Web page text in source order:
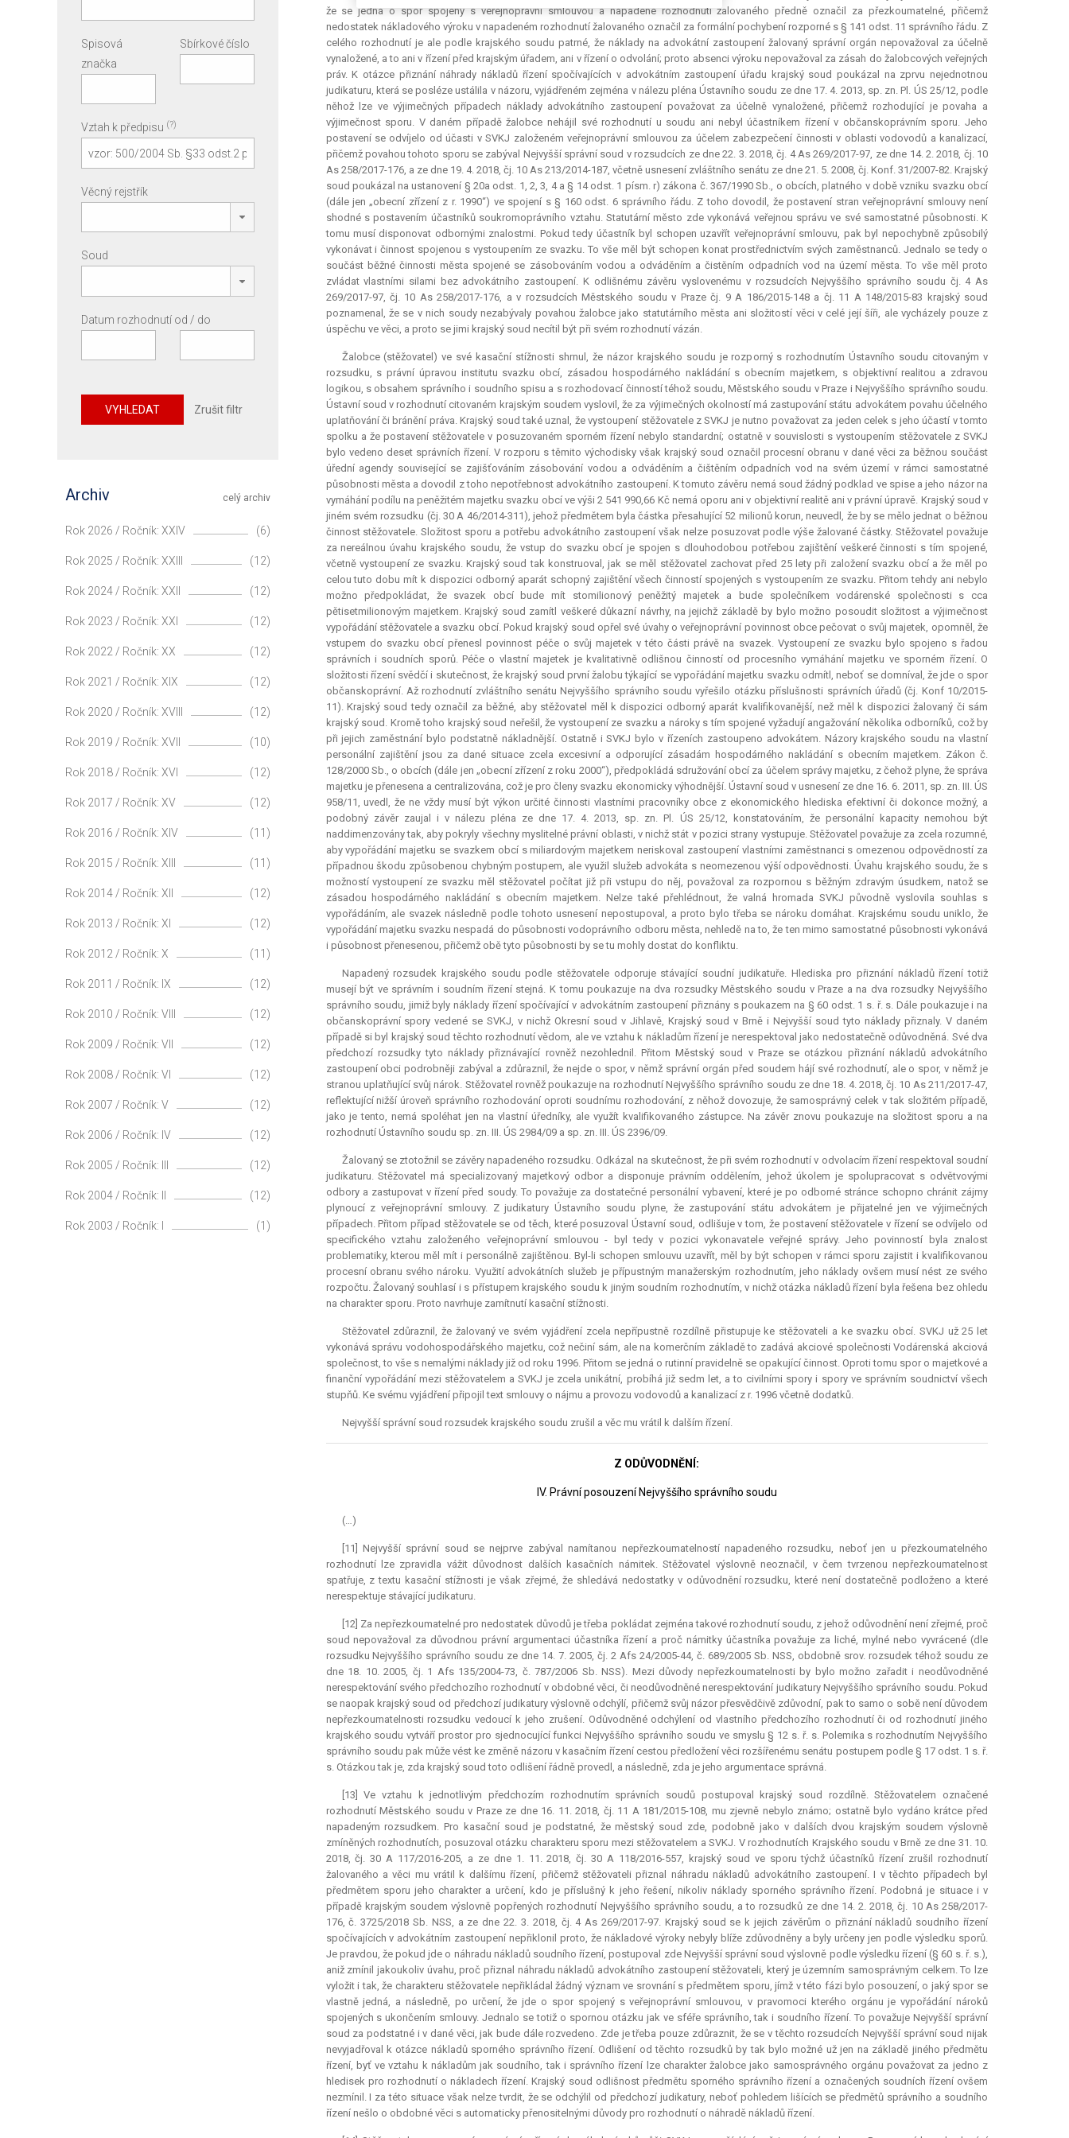
že se jedná o spor spojený s veřejnoprávní smlouvou a napadené rozhodnutí žalovaného předně označil za přezkoumatelné, přičemž
nedostatek nákladového výroku v napadeném rozhodnutí žalovaného označil za formální pochybení rozporné s § 141 odst. 11 správního řádu. Z
celého rozhodnutí je ale podle krajského soudu patrné, že náklady na advokátní zastoupení žalovaný správní orgán nepovažoval za účelně
vynaložené, a to ani v řízení před krajským úřadem, ani v řízení o odvolání; proto absenci výroku nepovažoval za zásah do žalobcových veřejných
práv. K otázce přiznání náhrady nákladů řízení spočívajících v advokátním zastoupení úřadu krajský soud poukázal na zprvu nejednotnou
judikaturu, která se posléze ustálila v názoru, vyjádřeném zejména v nálezu pléna Ústavního soudu ze dne 17. 4. 2013, sp. zn. Pl. ÚS 25/12, podle
něhož lze ve výjimečných případech náklady advokátního zastoupení považovat za účelně vynaložené, přičemž rozhodující je povaha a
výjimečnost sporu. V daném případě žalobce nehájil své rozhodnutí u soudu ani nebyl účastníkem řízení v občanskoprávním sporu. Jeho
postavení se odvíjelo od účasti v SVKJ založeném veřejnoprávní smlouvou za účelem zabezpečení činnosti v oblasti vodovodů a kanalizací,
přičemž povahou tohoto sporu se zabýval Nejvyšší správní soud v rozsudcích ze dne 22. 3. 2018, čj. 4 As 269/2017-97, ze dne 14. 2. 2018, čj. 10
As 258/2017-176, a ze dne 19. 4. 2018, čj. 10 As 213/2014-187, včetně usnesení zvláštního senátu ze dne 21. 5. 2008, čj. Konf. 31/2007-82. Krajský
soud poukázal na ustanovení § 20a odst. 1, 2, 3, 4 a § 14 odst. 1 písm. r) zákona č. 367/1990 Sb., o obcích, platného v době vzniku svazku obcí
(dále jen „obecní zřízení z r. 1990“) ve spojení s § 160 odst. 6 správního řádu. Z toho dovodil, že postavení stran veřejnoprávní smlouvy není
shodné s postavením účastníků soukromoprávního vztahu. Statutární město zde vykonává veřejnou správu ve své samostatné působnosti. K
tomu musí disponovat odbornými znalostmi. Pokud tedy účastník byl schopen uzavřít veřejnoprávní smlouvu, pak byl nepochybně způsobilý
vykonávat i činnost spojenou s vystoupením ze svazku. To vše měl být schopen konat prostřednictvím svých zaměstnanců. Jednalo se tedy o
součást běžné činnosti města spojené se zásobováním vodou a odváděním a čistěním odpadních vod na území města. To vše měl proto
zvládat vlastními silami bez advokátního zastoupení. K odlišnému závěru vyslovenému v rozsudcích Nejvyššího správního soudu čj. 4 As
269/2017-97, čj. 10 As 258/2017-176, a v rozsudcích Městského soudu v Praze čj. 9 A 186/2015-148 a čj. 11 A 148/2015-83 krajský soud
poznamenal, že se v nich soudy nezabývaly povahou žalobce jako statutárního města ani složitostí věci v celé její šíři, ale vycházely pouze z
úspěchu ve věci, a proto se jimi krajský soud necítil být při svém rozhodnutí vázán.
Žalobce (stěžovatel) ve své kasační stížnosti shrnul, že názor krajského soudu je rozporný s rozhodnutím Ústavního soudu citovaným v
rozsudku, s právní úpravou institutu svazku obcí, zásadou hospodárného nakládání s obecním majetkem, s objektivní realitou a zdravou
logikou, s obsahem správního i soudního spisu a s rozhodovací činností téhož soudu, Městského soudu v Praze i Nejvyššího správního soudu.
Ústavní soud v rozhodnutí citovaném krajským soudem vyslovil, že za výjimečných okolností má zastupování státu advokátem povahu účelného
uplatňování či bránění práva. Krajský soud také uznal, že vystoupení stěžovatele z SVKJ je nutno považovat za jeden celek s jeho účastí v tomto
spolku a že postavení stěžovatele v posuzovaném sporném řízení nebylo standardní; ostatně v souvislosti s vystoupením stěžovatele z SVKJ
bylo vedeno deset správních řízení. V rozporu s těmito východisky však krajský soud označil procesní obranu v dané věci za běžnou součást
úřední agendy související se zajišťováním zásobování vodou a odváděním a čištěním odpadních vod na svém území v rámci samostatné
působnosti města a dovodil z toho nepotřebnost advokátního zastoupení. K tomuto závěru nemá soud žádný podklad ve spise a jeho názor na
vymáhání podílu na peněžitém majetku svazku obcí ve výši 2 541 990,66 Kč nemá oporu ani v objektivní realitě ani v právní úpravě. Krajský soud v
jiném svém rozsudku (čj. 30 A 46/2014-311), jehož předmětem byla částka přesahující 52 milionů korun, neuvedl, že by se mělo jednat o běžnou
činnost stěžovatele. Složitost sporu a potřebu advokátního zastoupení však nelze posuzovat podle výše žalované částky. Stěžovatel považuje
za nereálnou úvahu krajského soudu, že vstup do svazku obcí je spojen s dlouhodobou potřebou zajištění veškeré činnosti s tím spojené,
včetně vystoupení ze svazku. Krajský soud tak konstruoval, jak se měl stěžovatel zachovat před 25 lety při založení svazku obcí a že měl po
celou tuto dobu mít k dispozici odborný aparát schopný zajištění všech činností spojených s vystoupením ze svazku. Přitom tehdy ani nebylo
možno předpokládat, že svazek obcí bude mít stomilionový peněžitý majetek a bude společníkem vodárenské společnosti s cca
pětisetmilionovým majetkem. Krajský soud zamítl veškeré důkazní návrhy, na jejichž základě by bylo možno posoudit složitost a výjimečnost
vypořádání stěžovatele a svazku obcí. Pokud krajský soud opřel své úvahy o veřejnoprávní povinnost obce pečovat o svůj majetek, opomněl, že
vstupem do svazku obcí přenesl povinnost péče o svůj majetek v této části právě na svazek. Vystoupení ze svazku bylo spojeno s řadou
správních i soudních sporů. Péče o vlastní majetek je kvalitativně odlišnou činností od procesního vymáhání majetku ve sporném řízení. O
složitosti řízení svědčí i skutečnost, že krajský soud první žalobu týkající se vypořádání majetku svazku odmítl, neboť se domníval, že jde o spor
občanskoprávní. Až rozhodnutí zvláštního senátu Nejvyššího správního soudu vyřešilo otázku příslušnosti správních úřadů (čj. Konf 10/2015-
11). Krajský soud tedy označil za běžné, aby stěžovatel měl k dispozici odborný aparát kvalifikovanější, než měl k dispozici žalovaný či sám
krajský soud. Kromě toho krajský soud neřešil, že vystoupení ze svazku a nároky s tím spojené vyžadují angažování několika odborníků, což by
při jejich zaměstnání bylo podstatně nákladnější. Ostatně i SVKJ bylo v řízeních zastoupeno advokátem. Názory krajského soudu na vlastní
personální zajištění jsou za dané situace zcela excesivní a odporující zásadám hospodárného nakládání s obecním majetkem. Zákon č.
128/2000 Sb., o obcích (dále jen „obecní zřízení z roku 2000“), předpokládá sdružování obcí za účelem správy majetku, z čehož plyne, že správa
majetku je přenesena a centralizována, což je pro členy svazku ekonomicky výhodnější. Ústavní soud v usnesení ze dne 16. 6. 2011, sp. zn. III. ÚS
958/11, uvedl, že ne vždy musí být výkon určité činnosti vlastními pracovníky obce z ekonomického hlediska efektivní či dokonce možný, a
podobný závěr zaujal i v nálezu pléna ze dne 17. 4. 2013, sp. zn. Pl. ÚS 25/12, konstatováním, že personální kapacity nemohou být
naddimenzovány tak, aby pokryly všechny myslitelné právní oblasti, v nichž stát v pozici strany vystupuje. Stěžovatel považuje za zcela rozumné,
aby vypořádání majetku se svazkem obcí s miliardovým majetkem neriskoval zastoupení vlastními zaměstnanci s omezenou odpovědností za
případnou škodu způsobenou chybným postupem, ale využil služeb advokáta s neomezenou výší odpovědnosti. Úvahu krajského soudu, že s
možností vystoupení ze svazku měl stěžovatel počítat již při vstupu do něj, považoval za rozpornou s běžným zdravým úsudkem, natož se
zásadou hospodárného nakládání s obecním majetkem. Nelze také přehlédnout, že valná hromada SVKJ původně vyslovila souhlas s
vypořádáním, ale svazek následně podle tohoto usnesení nepostupoval, a proto bylo třeba se nároku domáhat. Krajskému soudu uniklo, že
vypořádání majetku svazku nespadá do působnosti vodoprávního odboru města, nehledě na to, že ten mimo samostatné působnosti vykonává
i působnost přenesenou, přičemž obě tyto působnosti by se tu mohly dostat do konfliktu.
Napadený rozsudek krajského soudu podle stěžovatele odporuje stávající soudní judikatuře. Hlediska pro přiznání nákladů řízení totiž
musejí být ve správním i soudním řízení stejná. K tomu poukazuje na dva rozsudky Městského soudu v Praze a na dva rozsudky Nejvyššího
správního soudu, jimiž byly náklady řízení spočívající v advokátním zastoupení přiznány s poukazem na § 60 odst. 1 s. ř. s. Dále poukazuje i na
občanskoprávní spory vedené se SVKJ, v nichž Okresní soud v Jihlavě, Krajský soud v Brně i Nejvyšší soud tyto náklady přiznaly. V daném
případě si byl krajský soud těchto rozhodnutí vědom, ale ve vztahu k nákladům řízení je nerespektoval jako nedostatečně odůvodněná. Své dva
předchozí rozsudky tyto náklady přiznávající rovněž nezohlednil. Přitom Městský soud v Praze se otázkou přiznání nákladů advokátního
zastoupení obci podrobněji zabýval a zdůraznil, že nejde o spor, v němž správní orgán před soudem hájí své rozhodnutí, ale o spor, v němž je
stranou uplatňující svůj nárok. Stěžovatel rovněž poukazuje na rozhodnutí Nejvyššího správního soudu ze dne 18. 4. 2018, čj. 10 As 211/2017-47,
reflektující nižší úroveň správního rozhodování oproti soudnímu rozhodování, z něhož dovozuje, že samosprávný celek v tak složitém případě,
jako je tento, nemá spoléhat jen na vlastní úředníky, ale využít kvalifikovaného zástupce. Na závěr znovu poukazuje na složitost sporu a na
rozhodnutí Ústavního soudu sp. zn. III. ÚS 2984/09 a sp. zn. III. ÚS 2396/09.
Žalovaný se ztotožnil se závěry napadeného rozsudku. Odkázal na skutečnost, že při svém rozhodnutí v odvolacím řízení respektoval soudní
judikaturu. Stěžovatel má specializovaný majetkový odbor a disponuje právním oddělením, jehož úkolem je spolupracovat s odvětvovými
odbory a zastupovat v řízení před soudy. To považuje za dostatečné personální vybavení, které je po odborné stránce schopno chránit zájmy
plynoucí z veřejnoprávní smlouvy. Z judikatury Ústavního soudu plyne, že zastupování státu advokátem je přijatelné jen ve výjimečných
případech. Přitom případ stěžovatele se od těch, které posuzoval Ústavní soud, odlišuje v tom, že postavení stěžovatele v řízení se odvíjelo od
specifického vztahu založeného veřejnoprávní smlouvou - byl tedy v pozici vykonavatele veřejné správy. Jeho povinností byla znalost
problematiky, kterou měl mít i personálně zajištěnou. Byl-li schopen smlouvu uzavřít, měl by být schopen v rámci sporu zajistit i kvalifikovanou
procesní obranu svého nároku. Využití advokátních služeb je přípustným manažerským rozhodnutím, jeho náklady ovšem musí nést ze svého
rozpočtu. Žalovaný souhlasí i s přístupem krajského soudu k jiným soudním rozhodnutím, v nichž otázka nákladů řízení byla řešena bez ohledu
na charakter sporu. Proto navrhuje zamítnutí kasační stížnosti.
Stěžovatel zdůraznil, že žalovaný ve svém vyjádření zcela nepřípustně rozdílně přistupuje ke stěžovateli a ke svazku obcí. SVKJ už 25 let
vykonává správu vodohospodářského majetku, což nečiní sám, ale na komerčním základě to zadává akciové společnosti Vodárenská akciová
společnost, to vše s nemalými náklady již od roku 1996. Přitom se jedná o rutinní pravidelně se opakující činnost. Oproti tomu spor o majetkové a
finanční vypořádání mezi stěžovatelem a SVKJ je zcela unikátní, probíhá již sedm let, a to civilními spory i spory ve správním soudnictví všech
stupňů. Ke svému vyjádření připojil text smlouvy o nájmu a provozu vodovodů a kanalizací z r. 1996 včetně dodatků.
Nejvyšší správní soud rozsudek krajského soudu zrušil a věc mu vrátil k dalším řízení.
Z ODŮVODNĚNÍ:
IV. Právní posouzení Nejvyššího správního soudu
(…)
[11] Nejvyšší správní soud se nejprve zabýval namítanou nepřezkoumatelností napadeného rozsudku, neboť jen u přezkoumatelného
rozhodnutí lze zpravidla vážit důvodnost dalších kasačních námitek. Stěžovatel výslovně neoznačil, v čem tvrzenou nepřezkoumatelnost
spatřuje, z textu kasační stížnosti je však zřejmé, že shledává nedostatky v odůvodnění rozsudku, které není dostatečně podloženo a které
nerespektuje stávající judikaturu.
[12] Za nepřezkoumatelné pro nedostatek důvodů je třeba pokládat zejména takové rozhodnutí soudu, z jehož odůvodnění není zřejmé, proč
soud nepovažoval za důvodnou právní argumentaci účastníka řízení a proč námitky účastníka považuje za liché, mylné nebo vyvrácené (dle
rozsudku Nejvyššího správního soudu ze dne 14. 7. 2005, čj. 2 Afs 24/2005-44, č. 689/2005 Sb. NSS, obdobně srov. rozsudek téhož soudu ze
dne 18. 10. 2005, čj. 1 Afs 135/2004-73, č. 787/2006 Sb. NSS). Mezi důvody nepřezkoumatelnosti by bylo možno zařadit i neodůvodněné
nerespektování svého předchozího rozhodnutí v obdobné věci, či neodůvodněné nerespektování judikatury Nejvyššího správního soudu. Pokud
se naopak krajský soud od předchozí judikatury výslovně odchýlí, přičemž svůj názor přesvědčivě zdůvodní, pak to samo o sobě není důvodem
nepřezkoumatelnosti rozsudku vedoucí k jeho zrušení. Odůvodněné odchýlení od vlastního předchozího rozhodnutí či od rozhodnutí jiného
krajského soudu vytváří prostor pro sjednocující funkci Nejvyššího správního soudu ve smyslu § 12 s. ř. s. Polemika s rozhodnutím Nejvyššího
správního soudu pak může vést ke změně názoru v kasačním řízení cestou předložení věci rozšířenému senátu postupem podle § 17 odst. 1 s. ř.
s. Otázkou tak je, zda krajský soud toto odlišení řádně provedl, a následně, zda je jeho argumentace správná.
[13] Ve vztahu k jednotlivým předchozím rozhodnutím správních soudů postupoval krajský soud rozdílně. Stěžovatelem označené
rozhodnutí Městského soudu v Praze ze dne 16. 11. 2018, čj. 11 A 181/2015-108, mu zjevně nebylo známo; ostatně bylo vydáno krátce před
napadeným rozsudkem. Pro kasační soud je podstatné, že městský soud zde, podobně jako v dalších dvou krajským soudem výslovně
zmíněných rozhodnutích, posuzoval otázku charakteru sporu mezi stěžovatelem a SVKJ. V rozhodnutích Krajského soudu v Brně ze dne 31. 10.
2018, čj. 30 A 117/2016-205, a ze dne 1. 11. 2018, čj. 30 A 118/2016-557, krajský soud ve sporu týchž účastníků řízení zrušil rozhodnutí
žalovaného a věci mu vrátil k dalšímu řízení, přičemž stěžovateli přiznal náhradu nákladů advokátního zastoupení. I v těchto případech byl
předmětem sporu jeho charakter a určení, kdo je příslušný k jeho řešení, nikoliv náklady sporného správního řízení. Podobná je situace i v
případě krajským soudem výslovně popřených rozhodnutí Nejvyššího správního soudu, a to rozsudků ze dne 14. 2. 2018, čj. 10 As 258/2017-
176, č. 3725/2018 Sb. NSS, a ze dne 22. 3. 2018, čj. 4 As 269/2017-97. Krajský soud se k jejich závěrům o přiznání nákladů soudního řízení
spočívajících v advokátním zastoupení nepřiklonil proto, že nákladové výroky nebyly blíže zdůvodněny a byly určeny jen podle výsledku sporů.
Je pravdou, že pokud jde o náhradu nákladů soudního řízení, postupoval zde Nejvyšší správní soud výslovně podle výsledku řízení (§ 60 s. ř. s.),
aniž zmínil jakoukoliv úvahu, proč přiznal náhradu nákladů advokátního zastoupení stěžovateli, který je územním samosprávným celkem. To lze
vyložit i tak, že charakteru stěžovatele nepřikládal žádný význam ve srovnání s předmětem sporu, jímž v této fázi bylo posouzení, o jaký spor se
vlastně jedná, a následně, po určení, že jde o spor spojený s veřejnoprávní smlouvou, v pravomoci kterého orgánu je vypořádání nároků
spojených s ukončením smlouvy. Jednalo se totiž o spornou otázku jak ve sféře správního, tak i soudního řízení. To považuje Nejvyšší správní
soud za podstatné i v dané věci, jak bude dále rozvedeno. Zde je třeba pouze zdůraznit, že se v těchto rozsudcích Nejvyšší správní soud nijak
nevyjadřoval k otázce nákladů sporného správního řízení. Odlišení od těchto rozsudků by tak bylo možné už jen na základě jiného předmětu
řízení, byť ve vztahu k nákladům jak soudního, tak i správního řízení lze charakter žalobce jako samosprávného orgánu považovat za jedno z
hledisek pro rozhodnutí o nákladech řízení. Krajský soud odlišnost předmětu sporného správního řízení a označených soudních řízení ovšem
nezmínil. I za této situace však nelze tvrdit, že se odchýlil od předchozí judikatury, neboť pohledem lišících se předmětů správního a soudního
řízení nešlo o obdobné věci s automaticky přenositelnými důvody pro rozhodnutí o náhradě nákladů řízení.
Spisová
značka
Sbírkové číslo
Vztah k předpisu (?)
Věcný rejstřík
Soud
Datum rozhodnutí od / do
VYHLEDAT Zrušit filtr
celý archiv
Archiv
Rok 2026 / Ročník: XXIV (6)
Rok 2025 / Ročník: XXIII (12)
Rok 2024 / Ročník: XXII (12)
Rok 2023 / Ročník: XXI (12)
Rok 2022 / Ročník: XX (12)
Rok 2021 / Ročník: XIX (12)
Rok 2020 / Ročník: XVIII (12)
Rok 2019 / Ročník: XVII (10)
Rok 2018 / Ročník: XVI (12)
Rok 2017 / Ročník: XV (12)
Rok 2016 / Ročník: XIV (11)
Rok 2015 / Ročník: XIII (11)
Rok 2014 / Ročník: XII (12)
Rok 2013 / Ročník: XI (12)
Rok 2012 / Ročník: X (11)
Rok 2011 / Ročník: IX (12)
Rok 2010 / Ročník: VIII (12)
Rok 2009 / Ročník: VII (12)
Rok 2008 / Ročník: VI (12)
Rok 2007 / Ročník: V (12)
Rok 2006 / Ročník: IV (12)
Rok 2005 / Ročník: III (12)
Rok 2004 / Ročník: II (12)
Rok 2003 / Ročník: I (1)